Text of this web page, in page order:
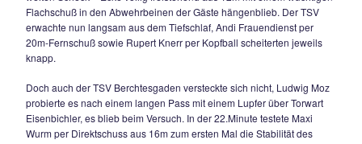
Die rief wiederum Pechvogel Maxi Wurm auf den Plan, der
76.Minute per Fernschuss und in der 77.Minute per
sich aber dann doch noch in der 79.Minute mit dem 1:2-
Anschlusstreffer, eine mustergültige Hereingabe auf links
Rückkehrer Thomas Waldherr nickte Wurm per Kopf aus